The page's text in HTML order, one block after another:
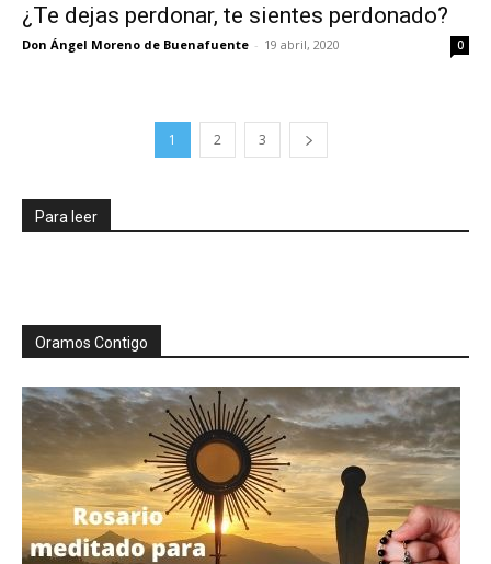
¿Te dejas perdonar, te sientes perdonado?
Don Ángel Moreno de Buenafuente - 19 abril, 2020 0
1 2 3
Para leer
Oramos Contigo